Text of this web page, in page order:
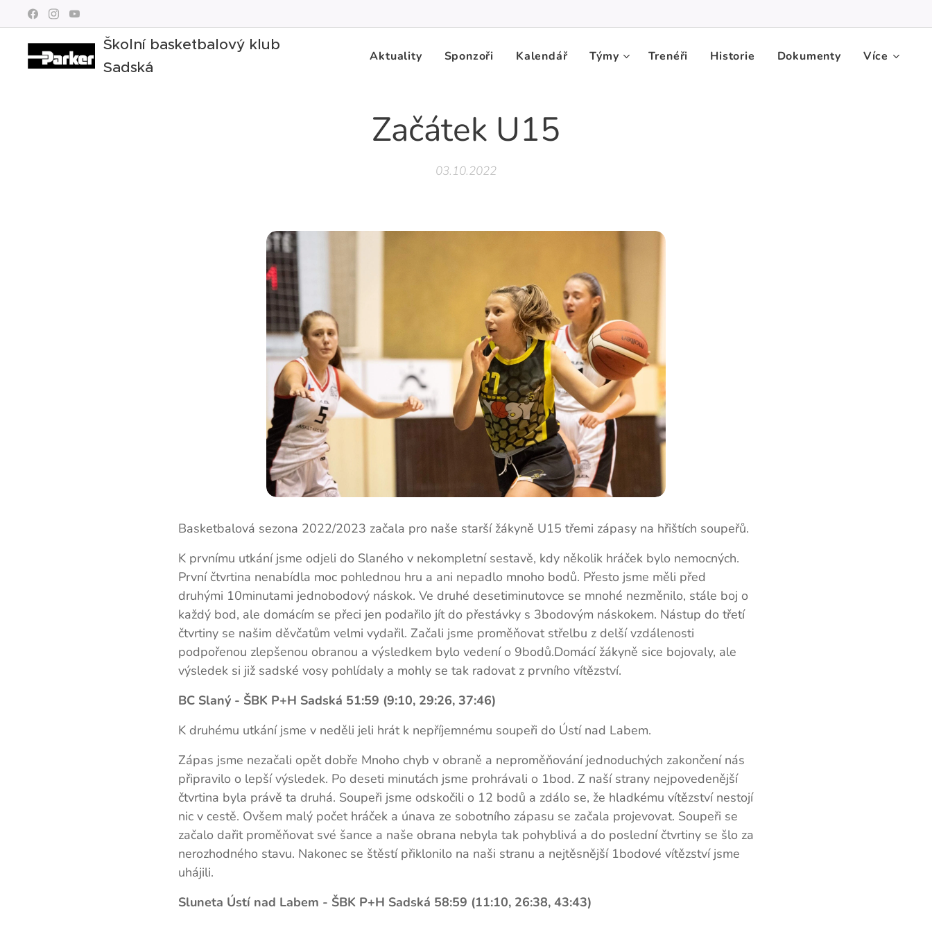
Školní basketbalový klub
Sadská
Aktuality Sponzoři Kalendář Týmy Trenéři Historie Dokumenty Více
Začátek U15
03.10.2022
Basketbalová sezona 2022/2023 začala pro naše starší žákyně U15 třemi zápasy na hřištích soupeřů.
K prvnímu utkání jsme odjeli do Slaného v nekompletní sestavě, kdy několik hráček bylo nemocných.
První čtvrtina nenabídla moc pohlednou hru a ani nepadlo mnoho bodů. Přesto jsme měli před
druhými 10minutami jednobodový náskok. Ve druhé desetiminutovce se mnohé nezměnilo, stále boj o
každý bod, ale domácím se přeci jen podařilo jít do přestávky s 3bodovým náskokem. Nástup do třetí
čtvrtiny se našim děvčatům velmi vydařil. Začali jsme proměňovat střelbu z delší vzdálenosti
podpořenou zlepšenou obranou a výsledkem bylo vedení o 9bodů.Domácí žákyně sice bojovaly, ale
výsledek si již sadské vosy pohlídaly a mohly se tak radovat z prvního vítězství.
BC Slaný - ŠBK P+H Sadská 51:59 (9:10, 29:26, 37:46)
K druhému utkání jsme v neděli jeli hrát k nepříjemnému soupeři do Ústí nad Labem.
Zápas jsme nezačali opět dobře Mnoho chyb v obraně a neproměňování jednoduchých zakončení nás
připravilo o lepší výsledek. Po deseti minutách jsme prohrávali o 1bod. Z naší strany nejpovedenější
čtvrtina byla právě ta druhá. Soupeři jsme odskočili o 12 bodů a zdálo se, že hladkému vítězství nestojí
nic v cestě. Ovšem malý počet hráček a únava ze sobotního zápasu se začala projevovat. Soupeři se
začalo dařit proměňovat své šance a naše obrana nebyla tak pohyblivá a do poslední čtvrtiny se šlo za
nerozhodného stavu. Nakonec se štěstí přiklonilo na naši stranu a nejtěsnější 1bodové vítězství jsme
uhájili.
Sluneta Ústí nad Labem - ŠBK P+H Sadská 58:59 (11:10, 26:38, 43:43)